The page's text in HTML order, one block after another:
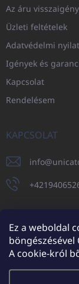
Ez a weboldal
A cookie-król
Az áru
Üzleti feltételek
Adatvédelmi
Igények és
Kapcsolat
Rendelésem
KAPCSOLAT
info@
UNICATO.sk